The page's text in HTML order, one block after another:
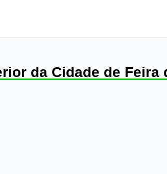
da Cidade de Feira